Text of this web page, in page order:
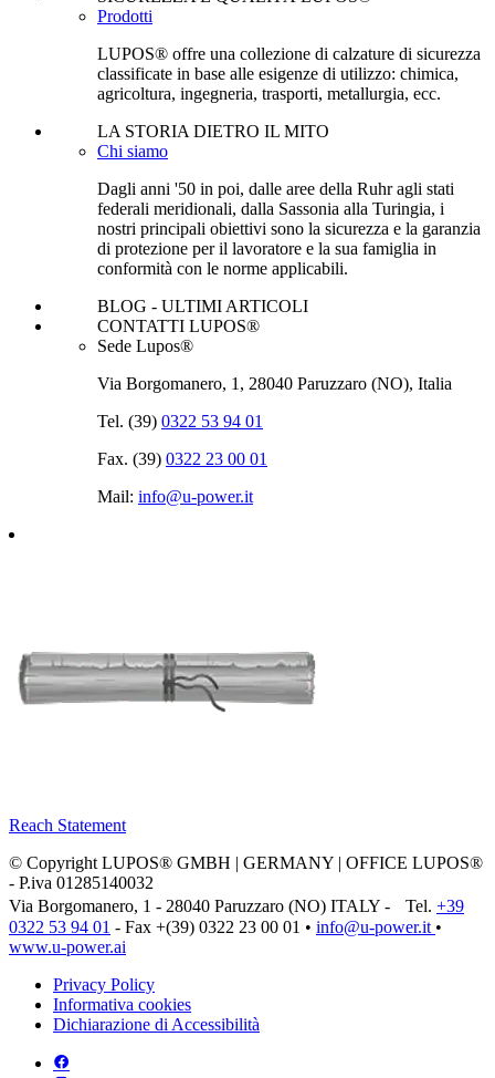
Prodotti
LUPOS® offre una collezione di calzature di sicurezza
classificate in base alle esigenze di utilizzo: chimica,
agricoltura, ingegneria, trasporti, metallurgia, ecc.
LA STORIA DIETRO IL MITO
Chi siamo
Dagli anni '50 in poi, dalle aree della Ruhr agli stati
federali meridionali, dalla Sassonia alla Turingia, i
nostri principali obiettivi sono la sicurezza e la garanzia
di protezione per il lavoratore e la sua famiglia in
conformità con le norme applicabili.
BLOG - ULTIMI ARTICOLI
CONTATTI LUPOS®
Sede Lupos®
Via Borgomanero, 1, 28040 Paruzzaro (NO), Italia
Tel. (39) 0322 53 94 01
Fax. (39) 0322 23 00 01
Mail: info@u‑power.it
Reach Statement
© Copyright LUPOS® GMBH | GERMANY | OFFICE LUPOS®
- P.iva 01285140032
Via Borgomanero, 1 - 28040 Paruzzaro (NO) ITALY - Tel. +39
0322 53 94 01 - Fax +(39) 0322 23 00 01 • info@u‑power.it •
www.u‑power.ai
Privacy Policy
Informativa cookies
Dichiarazione di Accessibilità